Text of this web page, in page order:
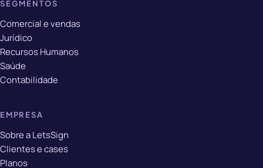
SEGMENTOS
Comercial e vendas
Jurídico
Recursos Humanos
Saúde
Contabilidade
EMPRESA
Sobre a LetsSign
Clientes e cases
Planos